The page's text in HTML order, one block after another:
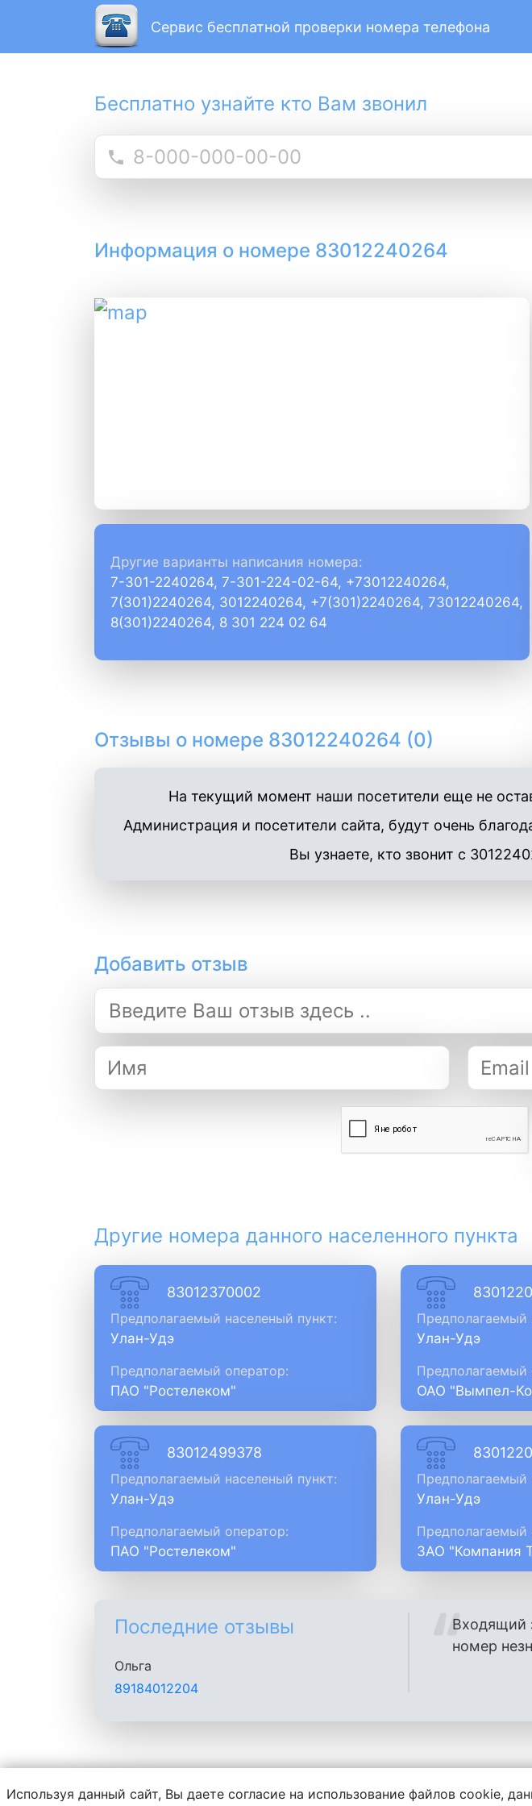
Сервис бесплатной проверки номера телефона
Бесплатно узнайте кто Вам звонил
Информация о номере 83012240264
Другие варианты написания номера:
7-301-2240264, 7-301-224-02-64, +73012240264,
7(301)2240264, 3012240264, +7(301)2240264, 73012240264,
8(301)2240264, 8 301 224 02 64
Отзывы о номере 83012240264 (0)
На текущий момент наши посетители еще не
Администрация и посетители сайта, будут очень
Вы узнаете, кто звонит с
Добавить отзыв
Другие номера данного населенного пункта
83012370002
Предполагаемый населеный пункт:
Улан-Удэ
Предполагаемый оператор:
ПАО "Ростелеком"
Предполагаемый
Улан-Удэ
Предполагаемый
ОАО "Вымпел-
83012499378
Предполагаемый населеный пункт:
Улан-Удэ
Предполагаемый оператор:
ПАО "Ростелеком"
Предполагаемый
Улан-Удэ
Предполагаемый
ЗАО "Компания
Последние отзывы
Ольга
89184012204
Входящий
номер
Администрация сайта не несет ответственности за содержание
Используя данный сайт, Вы даете согласие на использование файлов cookie,